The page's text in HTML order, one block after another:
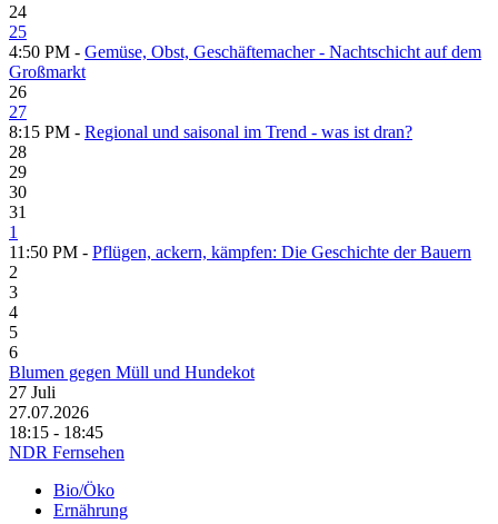
24
25
4:50 PM - Gemüse, Obst, Geschäftemacher - Nachtschicht auf dem
Großmarkt
26
27
8:15 PM - Regional und saisonal im Trend - was ist dran?
28
29
30
31
1
11:50 PM - Pflügen, ackern, kämpfen: Die Geschichte der Bauern
2
3
4
5
6
Blumen gegen Müll und Hundekot
27 Juli
27.07.2026
18:15 - 18:45
NDR Fernsehen
Bio/Öko
Ernährung